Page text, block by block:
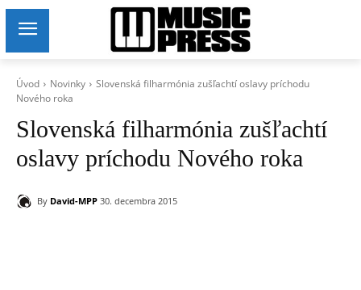
Úvod Novinky
Slovenská filharmónia zušľachtí oslavy príchodu
Nového roka
Slovenská filharmónia zušľachtí
oslavy príchodu Nového roka
By David-MPP 30. decembra 2015